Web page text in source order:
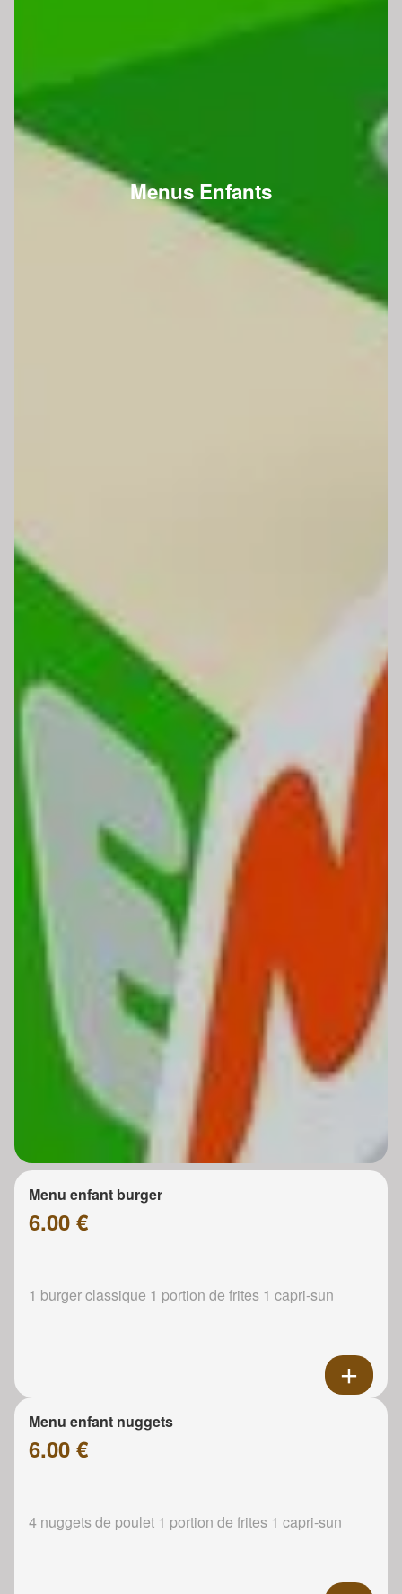
Menus Enfants
Menu enfant burger
6.00 €
1 burger classique 1 portion de frites 1 capri-sun
Menu enfant nuggets
6.00 €
4 nuggets de poulet 1 portion de frites 1 capri-sun